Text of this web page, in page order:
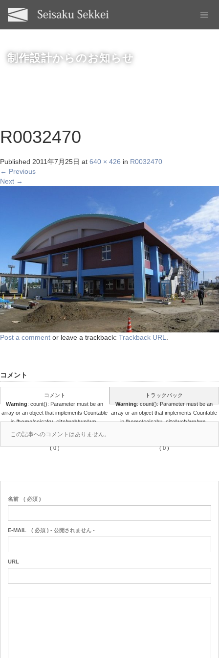
制作設計からのお知らせ
R0032470
Published 2011年7月25日 at 640 × 426 in R0032470
← Previous
Next →
Post a comment or leave a trackback: Trackback URL
コメント
コメント
Warning: count(): Parameter must be an
array or an object that implements Countable
in/home/seisaku_site/web/wp/wp-
content/themes/seisaku/comments.php
36
( 0 )
トラックバック
Warning: count(): Parameter must be an
array or an object that implements Countable
in/home/seisaku_site/web/wp/wp-
( 0 )
この記事へのコメントはありません。
名前 ( 必須 )
E-MAIL ( 必須 ) - 公開されません -
URL